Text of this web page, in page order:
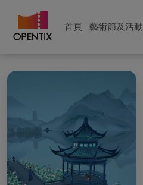
首頁 藝術節及活動